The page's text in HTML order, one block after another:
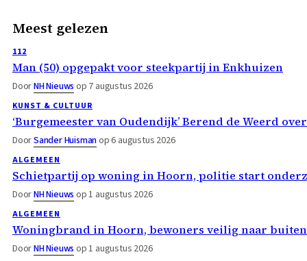
Meest gelezen
112
Man (50) opgepakt voor steekpartij in Enkhuizen
DoorNH Nieuws op 7 augustus 2026
KUNST & CULTUUR
‘Burgemeester van Oudendijk’ Berend de Weerd
DoorSander Huismanop 6 augustus 2026
ALGEMEEN
Schietpartij op woning in Hoorn, politie start
DoorNH Nieuws op 1 augustus 2026
ALGEMEEN
Woningbrand in Hoorn, bewoners veilig naar buiten
DoorNH Nieuws op 1 augustus 2026